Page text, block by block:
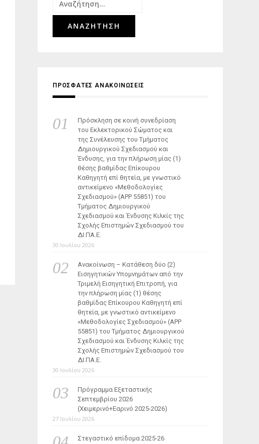
για:
ΠΡΟΣΦΑΤΕΣ ΑΝΑΚΟΙΝΩΣΕΙΣ
Πρόσκληση σε κοινή συνεδρίαση
του Εκλεκτορικού Σώματος και
της Συνέλευσης του Τμήματος
Δημιουργικού Σχεδιασμού και
Ένδυσης, για την πλήρωση μίας (1)
θέσης βαθμίδας Επίκουρου
Καθηγητή επί θητεία, με γνωστικό
αντικείμενο «Μεθοδολογίες
Σχεδιασμού» (ΑΡΡ 55851) του
Τμήματος Δημιουργικού
Σχεδιασμού και Ένδυσης Κιλκίς της
Σχολής Επιστημών Σχεδιασμού του
ΔΙ.ΠΑ.Ε.
30 Ιουλίου 2026
Ανακοίνωση – Κατάθεση δύο (2)
Εισηγητικών Υπομνημάτων από την
Τριμελή Εισηγητική Επιτροπή, για
την πλήρωση μίας (1) θέσης
βαθμίδας Επίκουρου Καθηγητή επί
θητεία, με γνωστικό αντικείμενο
«Μεθοδολογίες Σχεδιασμού» (ΑΡΡ
55851) του Τμήματος Δημιουργικού
Σχεδιασμού και Ένδυσης Κιλκίς της
Σχολής Επιστημών Σχεδιασμού του
ΔΙ.ΠΑ.Ε.
30 Ιουλίου 2026
Πρόγραμμα Εξεταστικής
Σεπτεμβρίου 2026
(Χειμερινό+Εαρινό 2025-2026)
27 Ιουλίου 2026
Στεγαστικό επίδομα 2025-26